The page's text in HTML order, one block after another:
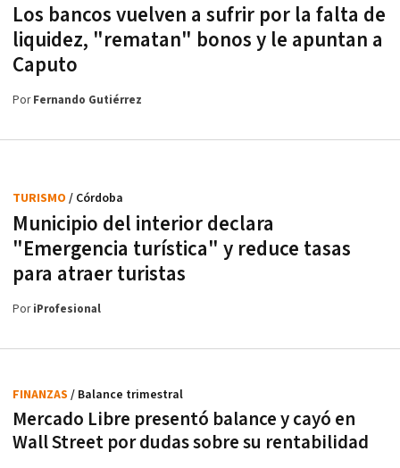
Los bancos vuelven a sufrir por la falta de
liquidez, "rematan" bonos y le apuntan a
Caputo
PorFernando Gutiérrez
Municipio del interior declara
"Emergencia turística" y reduce tasas
para atraer turistas
TURISMO / Córdoba
PoriProfesional
Mercado Libre presentó balance y cayó en
Wall Street por dudas sobre su rentabilidad
FINANZAS / Balance trimestral